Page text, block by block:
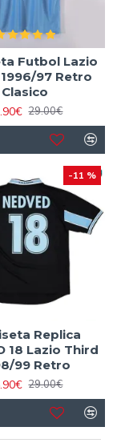
Futbol Lazio
97 Retro
Clasico
29.00€
-11 %
Replica
18 Lazio Third
99 Retro
29.00€